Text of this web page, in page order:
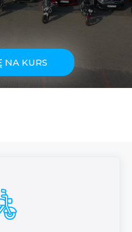
NA KURS